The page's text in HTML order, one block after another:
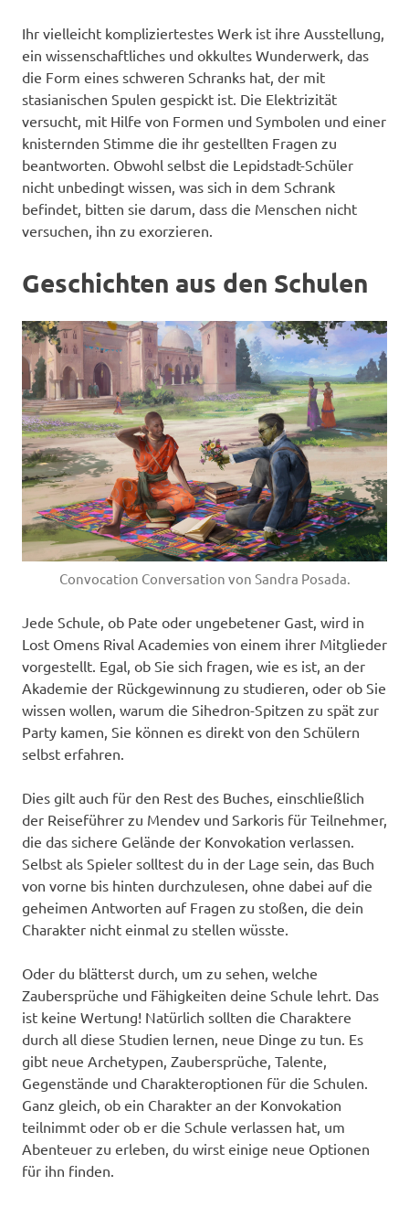
Ihr vielleicht kompliziertestes Werk ist ihre Ausstellung,
ein wissenschaftliches und okkultes Wunderwerk, das
die Form eines schweren Schranks hat, der mit
stasianischen Spulen gespickt ist. Die Elektrizität
versucht, mit Hilfe von Formen und Symbolen und einer
knisternden Stimme die ihr gestellten Fragen zu
beantworten. Obwohl selbst die Lepidstadt-Schüler
nicht unbedingt wissen, was sich in dem Schrank
befindet, bitten sie darum, dass die Menschen nicht
versuchen, ihn zu exorzieren.
Geschichten aus den Schulen
Convocation Conversation von Sandra Posada.
Jede Schule, ob Pate oder ungebetener Gast, wird in
Lost Omens Rival Academies von einem ihrer Mitglieder
vorgestellt. Egal, ob Sie sich fragen, wie es ist, an der
Akademie der Rückgewinnung zu studieren, oder ob Sie
wissen wollen, warum die Sihedron-Spitzen zu spät zur
Party kamen, Sie können es direkt von den Schülern
selbst erfahren.
Dies gilt auch für den Rest des Buches, einschließlich
der Reiseführer zu Mendev und Sarkoris für Teilnehmer,
die das sichere Gelände der Konvokation verlassen.
Selbst als Spieler solltest du in der Lage sein, das Buch
von vorne bis hinten durchzulesen, ohne dabei auf die
geheimen Antworten auf Fragen zu stoßen, die dein
Charakter nicht einmal zu stellen wüsste.
Oder du blätterst durch, um zu sehen, welche
Zaubersprüche und Fähigkeiten deine Schule lehrt. Das
ist keine Wertung! Natürlich sollten die Charaktere
durch all diese Studien lernen, neue Dinge zu tun. Es
gibt neue Archetypen, Zaubersprüche, Talente,
Gegenstände und Charakteroptionen für die Schulen.
Ganz gleich, ob ein Charakter an der Konvokation
teilnimmt oder ob er die Schule verlassen hat, um
Abenteuer zu erleben, du wirst einige neue Optionen
für ihn finden.